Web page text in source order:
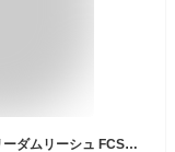
【日祝も発送】リーシュコード サーフィン フリーダムリーシュ FCS エフシーエス FREEDOM HELIX LEASH 7ft レギュラー オールラウンド フリーダムヘリックス ファンボード用 ミッドレングス用 ソフトボード用にも ALL ROUND 7feet